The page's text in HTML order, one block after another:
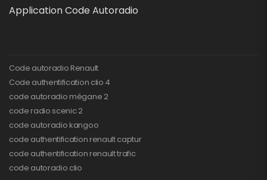
Application Code Autoradio
Code autoradio Renault
Code authentification clio 4
code autoradio mégane 2
code radio scenic 2
code autoradio kangoo
code authentification renault captur
code authentification renault trafic
code autoradio clio